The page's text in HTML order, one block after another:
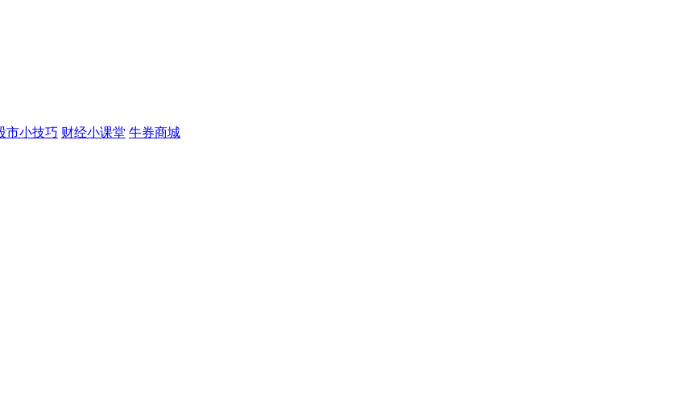
市小技巧 财经小课堂 牛券商城